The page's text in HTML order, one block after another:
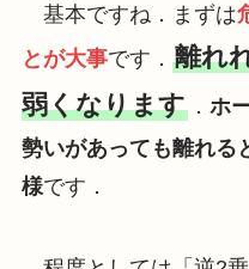
基本ですね．まずは
とが大事です． 離れ
弱くなります． ホ
勢いがあっても離れる
様です．